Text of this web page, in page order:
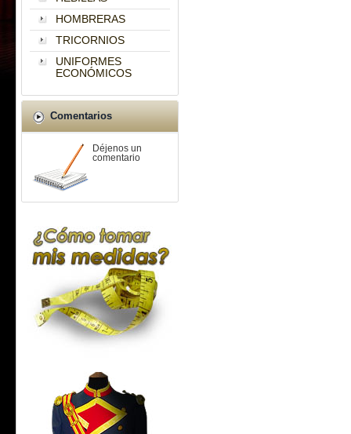
HOMBRERAS
TRICORNIOS
UNIFORMES
ECONÓMICOS
Comentarios
Déjenos un
comentario